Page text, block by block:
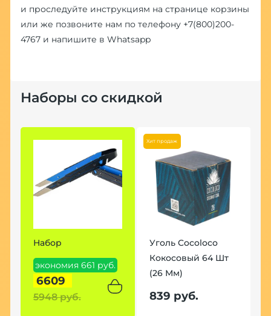
и проследуйте инструкциям на странице корзины
или же позвоните нам по телефону +7(800)200-
4767и напишите в Whatsapp
Наборы со скидкой
Набор
экономия 661 руб.
6609
5948 руб.
Хит продаж
Уголь Cocoloco
Кокосовый 64 Шт
(26 Мм)
839 руб.